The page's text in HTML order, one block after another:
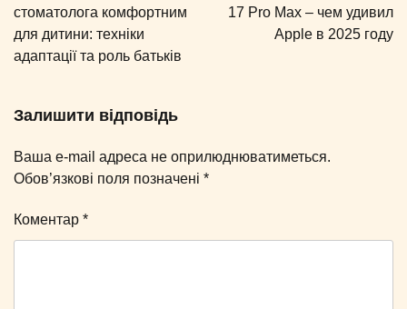
стоматолога комфортним
для дитини: техніки
адаптації та роль батьків
17 Pro Max – чем удивил
Apple в 2025 году
Залишити відповідь
Ваша e-mail адреса не оприлюднюватиметься.
Обов’язкові поля позначені *
Коментар *